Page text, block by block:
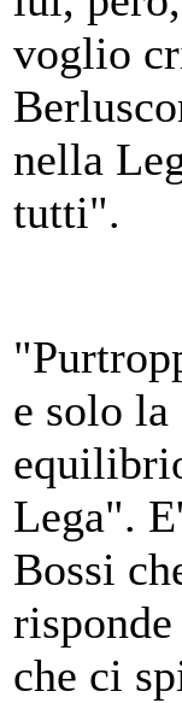
voglio
nella
tutti".
e solo
Lega".
Bossi
che ci